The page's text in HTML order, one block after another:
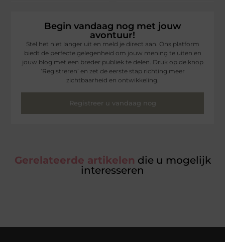
Begin vandaag nog met jouw
avontuur!
Stel het niet langer uit en meld je direct aan. Ons platform
biedt de perfecte gelegenheid om jouw mening te uiten en
jouw blog met een breder publiek te delen. Druk op de knop
‘Registreren’ en zet de eerste stap richting meer
zichtbaarheid en ontwikkeling.
Registreer u vandaag nog
Gerelateerde artikelen die u mogelijk
interesseren